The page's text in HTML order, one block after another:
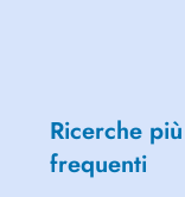
Ricerche più
frequenti